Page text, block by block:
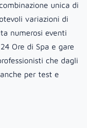
unica di
variazioni di
numerosi eventi
Ore di Spa e gare
che dagli
per test e